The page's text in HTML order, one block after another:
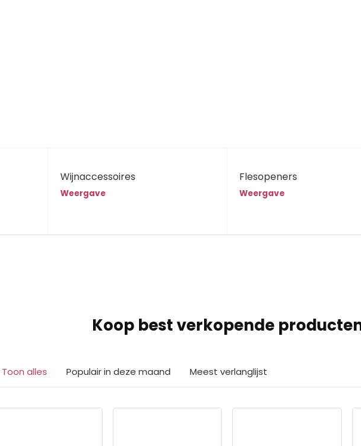
Wijnaccessoires
Weergave
Flesopeners
Weergave
Koop best verkopende
Toon alles Populair in deze maand Meest verlanglijst